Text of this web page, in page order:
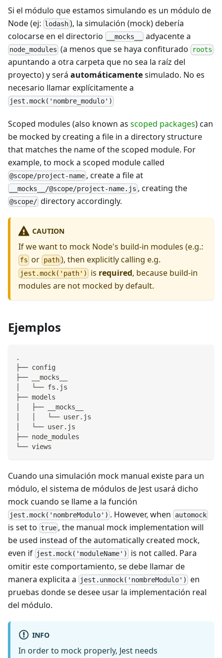
Si el módulo que estamos simulando es un módulo de
Node (ej: lodash ), la simulación (mock) debería
colocarse en el directorio
__mocks__ adyacente a
node_modules (a menos que se haya confiturado roots
apuntando a otra carpeta que no sea la raíz del
proyecto) y será automáticamentesimulado. No es
necesario llamar explícitamente a
jest.mock('nombre_modulo')
Scoped modules (also known as scoped packages) can
be mocked by creating a file in a directory structure
that matches the name of the scoped module. For
example, to mock a scoped module called
@scope/project-name , create a file at
__mocks__/@scope/project-name.js , creating the
@scope/ directory accordingly.
CAUTION
If we want to mock Node's build-in modules (e.g.:
fs or path), then explicitly calling e.g.
jest.mock('path') is required, because build-in
modules are not mocked by default.
Ejemplos
.
├── config
├── __mocks__
│   └── fs.js
├── models
│   ├── __mocks__
│   │   └── user.js
│   └── user.js
├── node_modules
└── views
Cuando una simulación mock manual existe para un
módulo, el sistema de módulos de Jest usará dicho
mock cuando se llame a la función
jest.mock('nombreModulo') . However, when automock
is set to true , the manual mock implementation will
be used instead of the automatically created mock,
even if jest.mock('moduleName')
is not called. Para
omitir este comportamiento, se debe llamar de
manera explicita a
jest.unmock('nombreModulo') en
pruebas donde se desee usar la implementación real
del módulo.
INFO
In order to mock properly, Jest needs